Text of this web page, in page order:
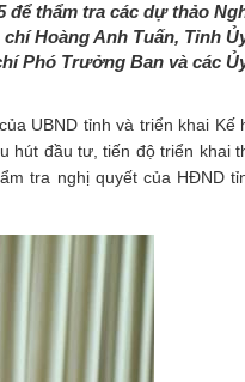
để thẩm tra các dự thảo
Hoàng Anh Tuấn, Tỉnh
Phó Trưởng Ban và các
UBND tỉnh và triển khai Kế
hút đầu tư, tiến độ triển khai
tra nghị quyết của HĐND